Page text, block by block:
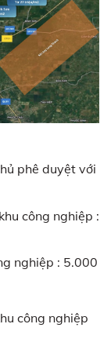
phê duyệt với
công nghiệp :
nghiệp : 5.000
công nghiệp